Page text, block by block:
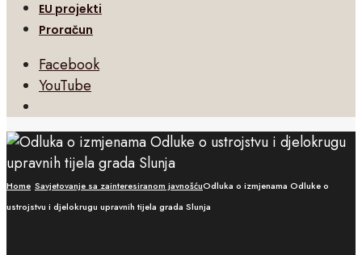
EU projekti
Proračun
Facebook
YouTube
Search
Window
Home Savjetovanje sa zainteresiranom javnošćuOdluka o izmjenama Odluke o
ustrojstvu i djelokrugu upravnih tijela grada Slunja